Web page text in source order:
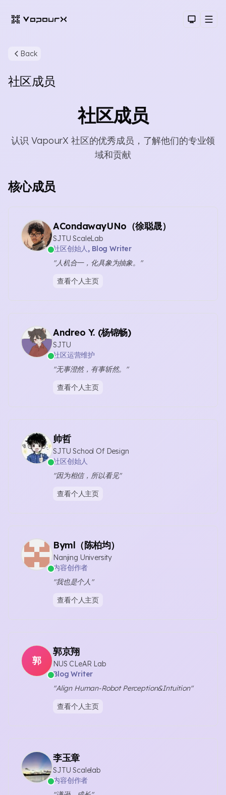
Dark
Back
社区成员
社区成员
认识 VapourX 社区的优秀成员，了解他们的专业领
域和贡献
核心成员
ACondawayUNo（徐聪晟）
SJTU ScaleLab
社区创始人, Blog Writer
"人机合一，化具象为抽象。"
查看个人主页
Andreo Y. (杨锦畅)
SJTU
社区运营维护
"无事澄然，有事斩然。"
查看个人主页
帅哲
SJTU School Of Design
社区创始人
"因为相信，所以看见"
查看个人主页
Byml（陈柏均）
Nanjing University
内容创作者
"我也是个人"
查看个人主页
郭
郭京翔
NUS CLeAR Lab
Blog Writer
"Align Human-Robot Perception&Intuition"
查看个人主页
李玉章
SJTU Scalelab
内容创作者